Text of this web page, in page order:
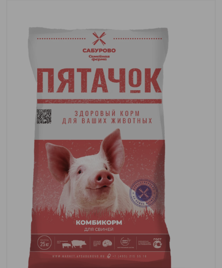
Для КРС0
Для МРС
Для мелкого скота
Птицы 0